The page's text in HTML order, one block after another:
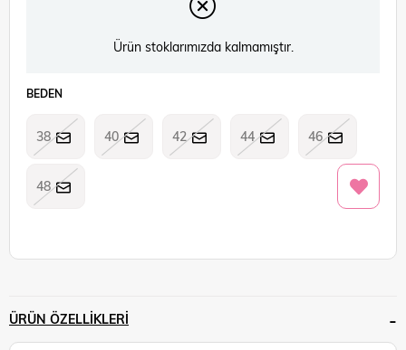
Ürün stoklarımızda kalmamıştır.
BEDEN
38 40 42 44 46
48
ÜRÜN ÖZELLIKLERI